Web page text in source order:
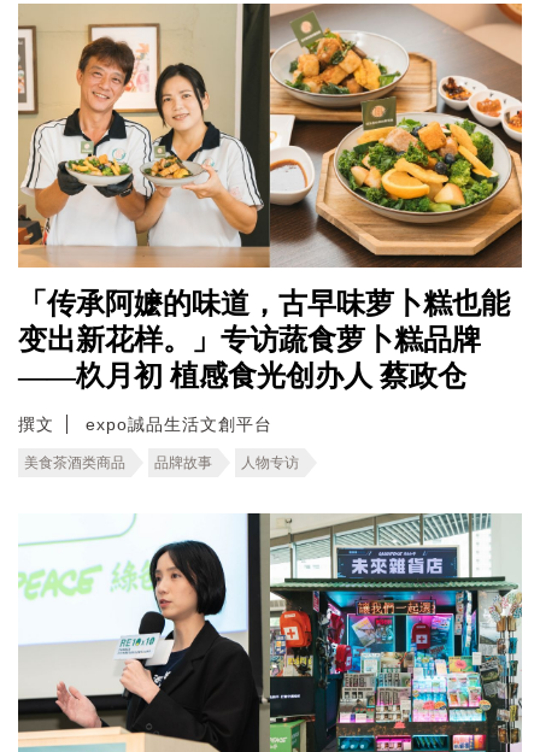
「传承阿嬷的味道，古早味萝卜糕也能
变出新花样。」专访蔬食萝卜糕品牌
——杦月初 植感食光创办人 蔡政仓
撰文 expo誠品生活文創平台
美食茶酒类商品 品牌故事 人物专访